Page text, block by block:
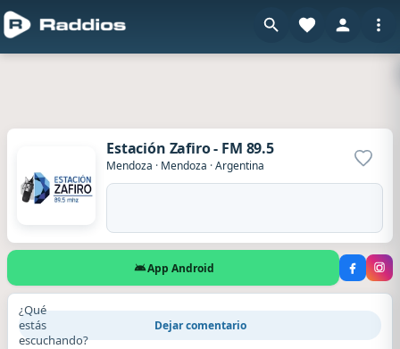
Estación Zafiro - FM 89.5
Mendoza · Mendoza ·Argentina
App Android
¿Qué
estás
escuchando?
Dejar comentario